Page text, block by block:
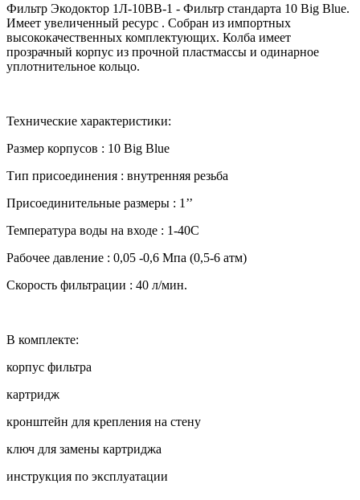
Фильтр Экодоктор 1Л-10ВВ-1 - Фильтр стандарта 10 Big Blue.
Имеет увеличенный ресурс . Собран из импортных
высококачественных комплектующих. Колба имеет
прозрачный корпус из прочной пластмассы и одинарное
уплотнительное кольцо.
Технические характеристики:
Размер корпусов : 10 Big Blue
Тип присоединения : внутренняя резьба
Присоединительные размеры : 1’’
Температура воды на входе : 1-40С
Рабочее давление : 0,05 -0,6 Мпа (0,5-6 атм)
Скорость фильтрации : 40 л/мин.
В комплекте:
корпус фильтра
картридж
кронштейн для крепления на стену
ключ для замены картриджа
инструкция по эксплуатации